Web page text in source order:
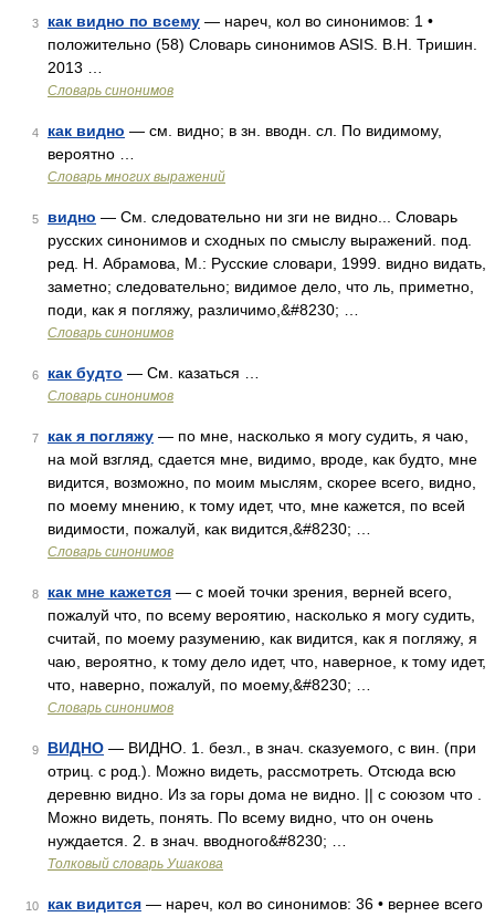
3 как видно по всему — нареч, кол во синонимов: 1 •
положительно (58) Словарь синонимов ASIS. В.Н. Тришин.
2013 …
Словарь синонимов
4 как видно — см. видно; в зн. вводн. сл. По видимому,
вероятно …
Словарь многих выражений
5 видно — См. следовательно ни зги не видно... Словарь
русских синонимов и сходных по смыслу выражений. под.
ред. Н. Абрамова, М.: Русские словари, 1999. видно видать,
заметно; следовательно; видимое дело, что ль, приметно,
поди, как я погляжу, различимо,&#8230; …
Словарь синонимов
6 как будто — См. казаться …
Словарь синонимов
7 как я погляжу — по мне, насколько я могу судить, я чаю,
на мой взгляд, сдается мне, видимо, вроде, как будто, мне
видится, возможно, по моим мыслям, скорее всего, видно,
по моему мнению, к тому идет, что, мне кажется, по всей
видимости, пожалуй, как видится,&#8230; …
Словарь синонимов
8 как мне кажется — с моей точки зрения, верней всего,
пожалуй что, по всему вероятию, насколько я могу судить,
считай, по моему разумению, как видится, как я погляжу, я
чаю, вероятно, к тому дело идет, что, наверное, к тому идет,
что, наверно, пожалуй, по моему,&#8230; …
Словарь синонимов
9 ВИДНО — ВИДНО. 1. безл., в знач. сказуемого, с вин. (при
отриц. с род.). Можно видеть, рассмотреть. Отсюда всю
деревню видно. Из за горы дома не видно. || с союзом что .
Можно видеть, понять. По всему видно, что он очень
нуждается. 2. в знач. вводного&#8230; …
Толковый словарь Ушакова
10 как видится — нареч, кол во синонимов: 36 • вернее всего